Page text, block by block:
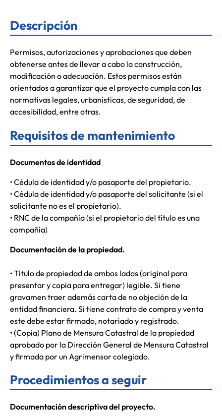
Descripción
Permisos, autorizaciones y aprobaciones que deben
obtenerse antes de llevar a cabo la construcción,
modificación o adecuación. Estos permisos están
orientados a garantizar que el proyecto cumpla con las
normativas legales, urbanísticas, de seguridad, de
accesibilidad, entre otras.
Requisitos de mantenimiento
Documentos de identidad
• Cédula de identidad y/o pasaporte del propietario.
• Cédula de identidad y/o pasaporte del solicitante (si el
solicitante no es el propietario).
• RNC de la compañía (si el propietario del título es una
compañía)
Documentación de la propiedad.
• Título de propiedad de ambos lados (original para
presentar y copia para entregar) legible. Si tiene
gravamen traer además carta de no objeción de la
entidad financiera. Si tiene contrato de compra y venta
este debe estar firmado, notariado y registrado.
• (Copia) Plano de Mensura Catastral de la propiedad
aprobado por la Dirección General de Mensura Catastral
y firmada por un Agrimensor colegiado.
Procedimientos a seguir
Documentación descriptiva del proyecto.